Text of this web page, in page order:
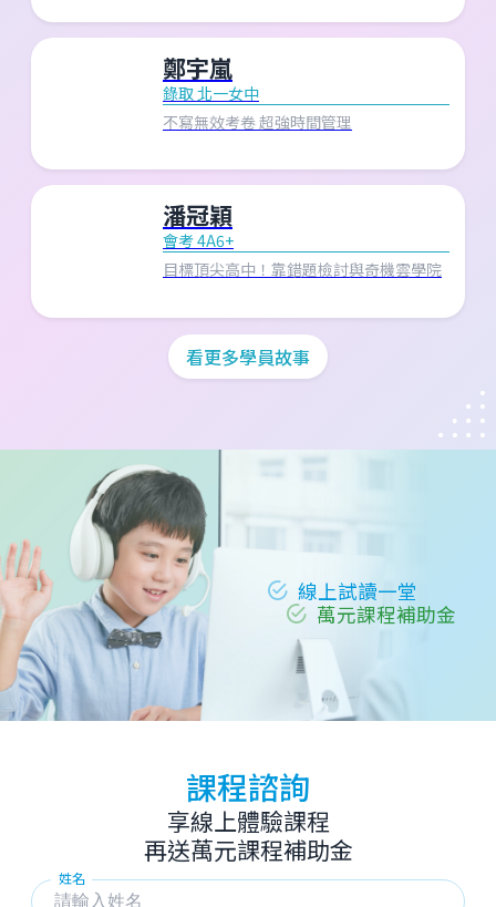
鄭宇嵐
錄取 北一女中
不寫無效考卷 超強時間管理
潘冠穎
會考 4A6+
目標頂尖高中！靠錯題檢討與奇機雲學院
看更多學員故事
線上試讀一堂
萬元課程補助金
課程諮詢
享線上體驗課程
再送萬元課程補助金
姓名